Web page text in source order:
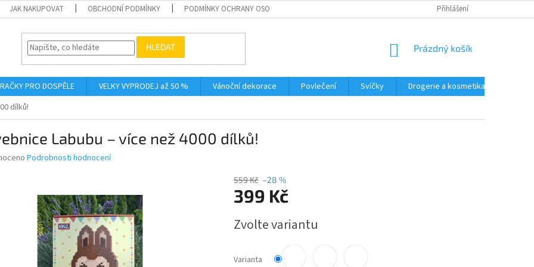
JAK NAKUPOVAT OBCHODNÍ PODMÍNKY PODMÍNKY OCHRANY OSOBNÍCH ÚDAJŮ Přihlášení
HLEDAT
NÁKUPNÍ
Prázdný košík
PRO DOSPĚLE VELKY VYPRODEJ až 50 % Vánoční dekorace Povlečení Svíčky Drogerie a kosmetika
dílků!
Labubu – více než 4000 dílků!
Podrobnosti hodnocení
559 Kč –28 %
399 Kč
cena:
Zvolte variantu
Varianta